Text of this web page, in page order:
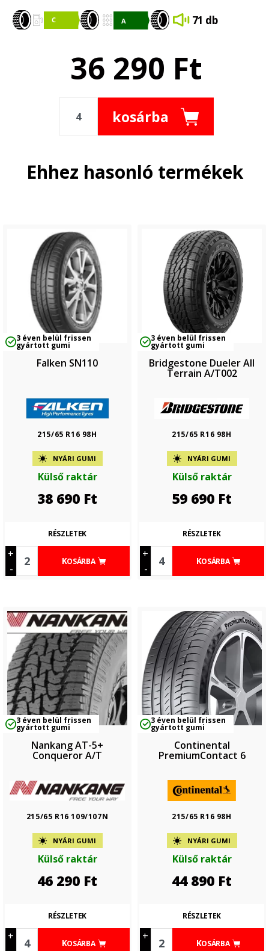
71 db
36 290 Ft
kosárba
Ehhez hasonló termékek
3 éven belül frissen
gyártott gumi
Falken SN110
215/65 R16 98H
NYÁRI GUMI
Külső raktár
38 690 Ft
+
-
KOSÁRBA
RÉSZLETEK
3 éven belül frissen
gyártott gumi
Bridgestone Dueler All
Terrain A/T002
215/65 R16 98H
NYÁRI GUMI
Külső raktár
59 690 Ft
+
-
KOSÁRBA
RÉSZLETEK
3 éven belül frissen
gyártott gumi
Nankang AT-5+
Conqueror A/T
215/65 R16 109/107N
NYÁRI GUMI
Külső raktár
46 290 Ft
+
KOSÁRBA
RÉSZLETEK
3 éven belül frissen
gyártott gumi
Continental
PremiumContact 6
215/65 R16 98H
NYÁRI GUMI
Külső raktár
44 890 Ft
+
KOSÁRBA
RÉSZLETEK